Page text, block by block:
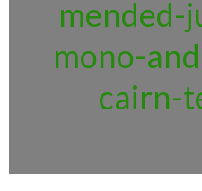
mended-
mono-
cairn-